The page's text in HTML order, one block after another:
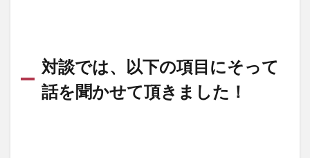
対談では、以下の項目にそって
話を聞かせて頂きました！